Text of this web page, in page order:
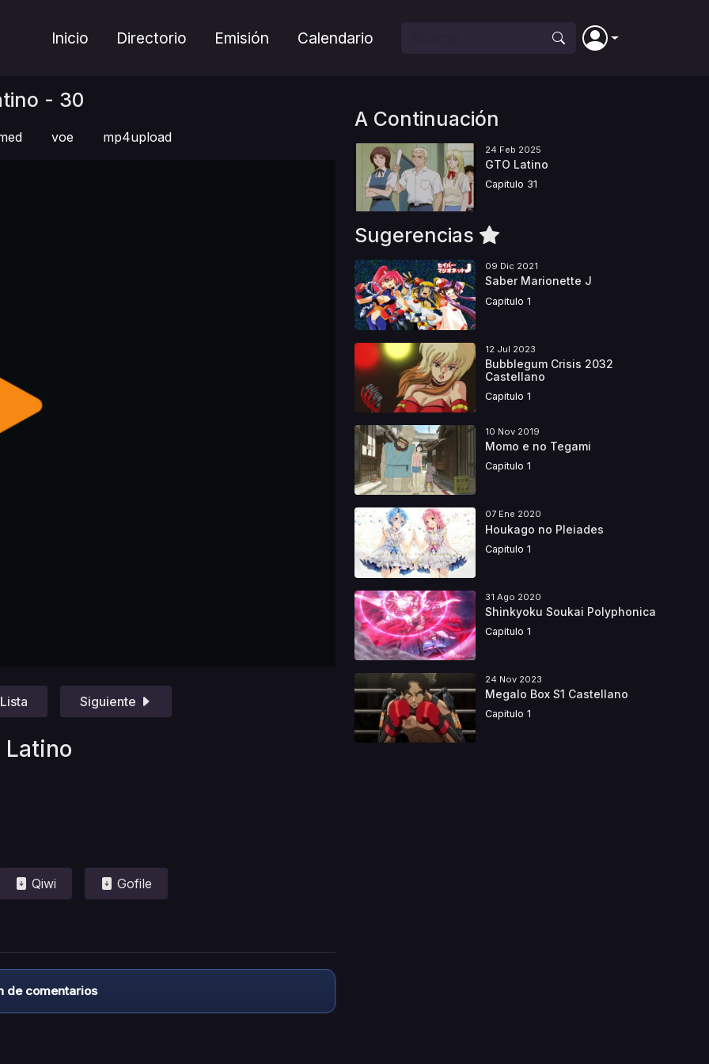
Inicio Directorio Emisión Calendario
- 30
voe mp4upload
Lista Siguiente
Latino
Qiwi Gofile
de comentarios
A Continuación
24 Feb 2025
GTO Latino
Capitulo 31
Sugerencias
09 Dic 2021
Saber Marionette J
Capitulo 1
12 Jul 2023
Bubblegum Crisis 2032
Castellano
Capitulo 1
10 Nov 2019
Momo e no Tegami
Capitulo 1
07 Ene 2020
Houkago no Pleiades
Capitulo 1
31 Ago 2020
Shinkyoku Soukai Polyphonica
Capitulo 1
24 Nov 2023
Megalo Box S1 Castellano
Capitulo 1